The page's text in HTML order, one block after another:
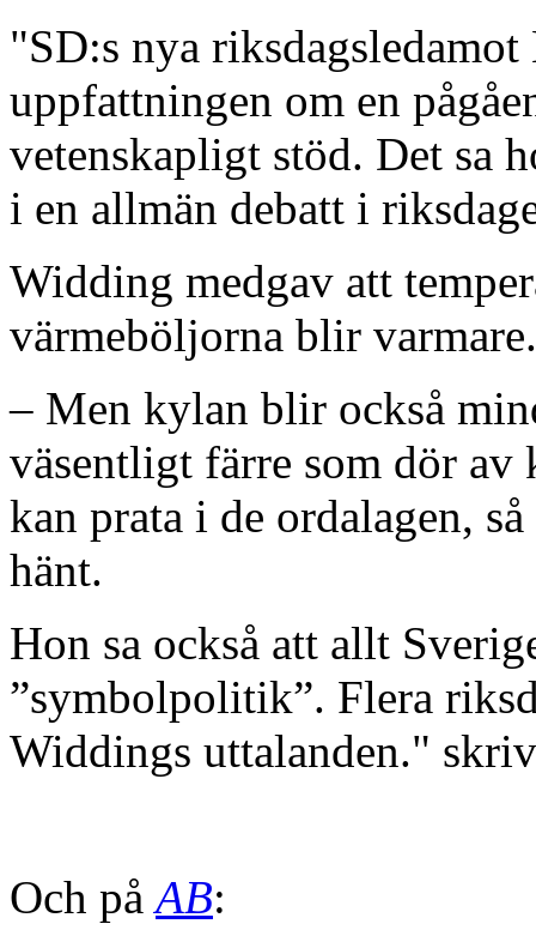
"SD:s nya
uppfattningen om en
vetenskapligt stöd. Det sa
i en allmän debatt i
Widding medgav att
värmeböljorna blir varmare.
– Men kylan blir också
väsentligt färre som dör av
kan prata i de ordalagen,
hänt.
Hon sa också att allt
”symbolpolitik”. Flera
Widdings uttalanden."
Och påAB: